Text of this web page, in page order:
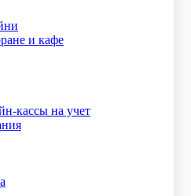
и кафе
кассы на учет